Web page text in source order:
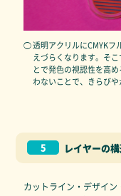
◯ 透明アクリルにCMYKフ
えづらくなります。そ
とで発色の視認性を高
わないことで、きらびや
5 レイヤーの
カットライン・デザイ